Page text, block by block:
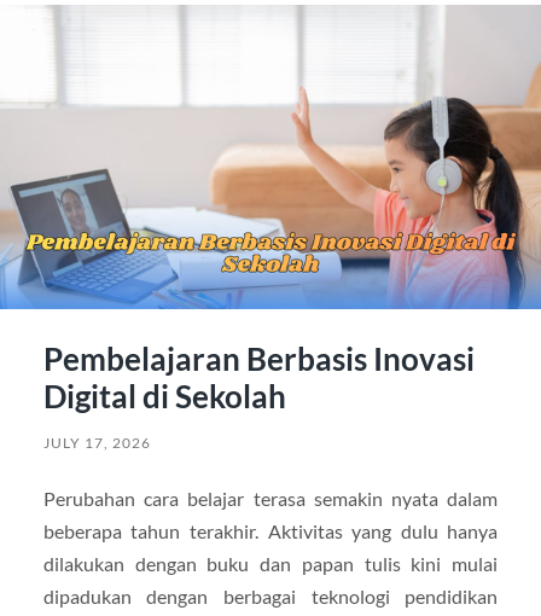
Pembelajaran Berbasis Inovasi
Digital di Sekolah
JULY 17, 2026
Perubahan cara belajar terasa semakin nyata dalam
beberapa tahun terakhir. Aktivitas yang dulu hanya
dilakukan dengan buku dan papan tulis kini mulai
dipadukan dengan berbagai teknologi pendidikan